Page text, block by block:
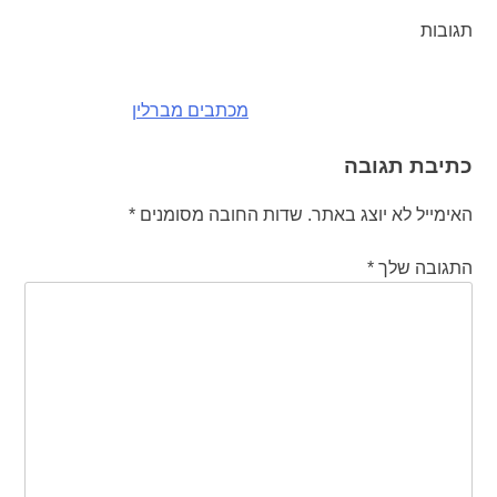
תגובות
מכתבים מברלין
כתיבת תגובה
האימייל לא יוצג באתר. שדות החובה מסומנים*
התגובה שלך*